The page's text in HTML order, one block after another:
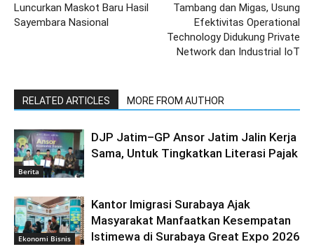
Luncurkan Maskot Baru Hasil
Sayembara Nasional
Tambang dan Migas, Usung
Efektivitas Operational
Technology Didukung Private
Network dan Industrial IoT
RELATED ARTICLES MORE FROM AUTHOR
Berita
DJP Jatim–GP Ansor Jatim Jalin Kerja
Sama, Untuk Tingkatkan Literasi Pajak
Ekonomi Bisnis
Kantor Imigrasi Surabaya Ajak
Masyarakat Manfaatkan Kesempatan
Istimewa di Surabaya Great Expo 2026